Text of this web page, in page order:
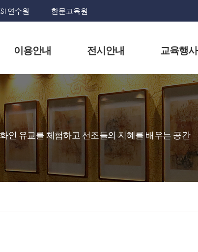
연수원 한문교육원
이용안내 전시안내 교육행사
인 유교를 체험하고 선조들의 지혜를 배우는 공간